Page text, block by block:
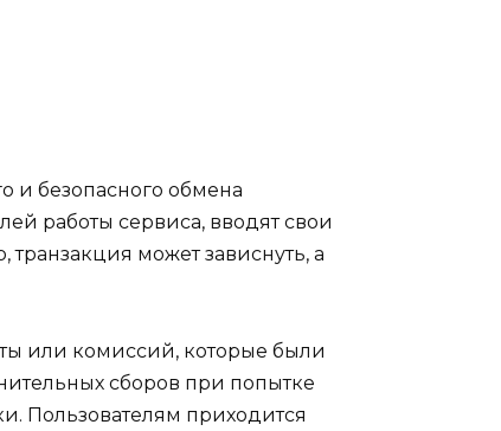
и безопасного обмена
работы сервиса, вводят свои
может зависнуть, а
или комиссий, которые были
сборов при попытке
Пользователям приходится